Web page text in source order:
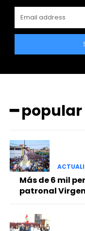
━ popular
Más de 6 mil
patronal